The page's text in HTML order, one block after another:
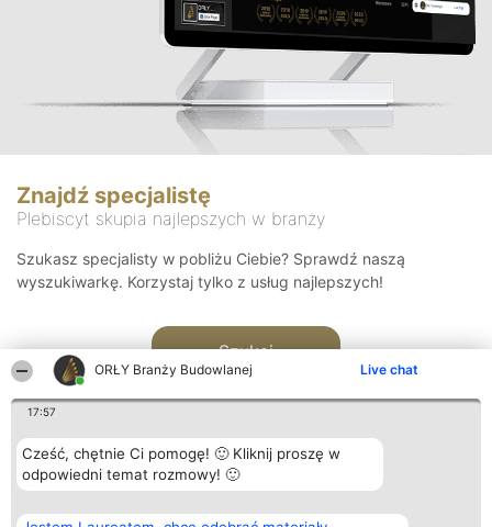
ORŁY Branży Budowlanej Live chat
17:57
Cześć, chętnie Ci pomogę! 🙂 Kliknij proszę w
odpowiedni temat rozmowy! 🙂
Znajdź specjalistę
Plebiscyt skupia najlepszych w branży
Szukasz specjalisty w pobliżu Ciebie? Sprawdź naszą
wyszukiwarkę. Korzystaj tylko z usług najlepszych!
Szukaj
Organizator plebiscytu Plebiscyt Kontakt